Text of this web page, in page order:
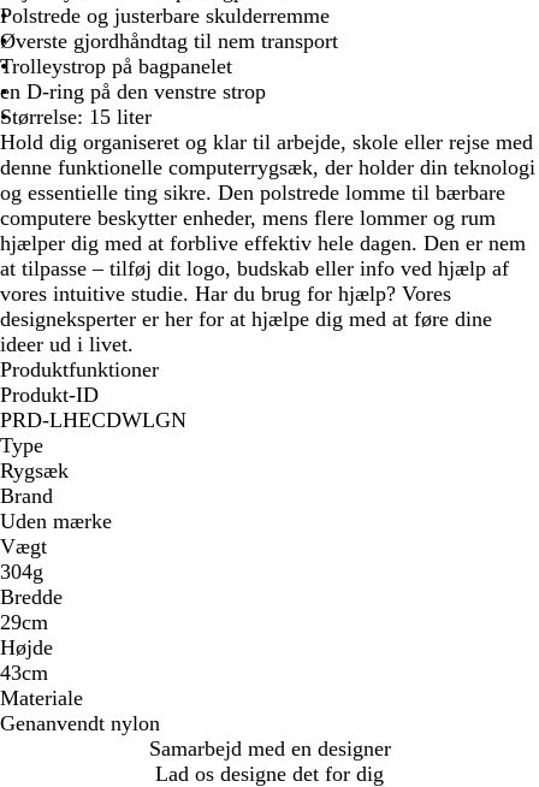
Polstrede og justerbare skulderremme
Øverste gjordhåndtag til nem transport
Trolleystrop på bagpanelet
en D-ring på den venstre strop
Størrelse: 15 liter
Hold dig organiseret og klar til arbejde, skole eller rejse med
denne funktionelle computerrygsæk, der holder din teknologi
og essentielle ting sikre. Den polstrede lomme til bærbare
computere beskytter enheder, mens flere lommer og rum
hjælper dig med at forblive effektiv hele dagen. Den er nem
at tilpasse – tilføj dit logo, budskab eller info ved hjælp af
vores intuitive studie. Har du brug for hjælp? Vores
designeksperter er her for at hjælpe dig med at føre dine
ideer ud i livet.
Produktfunktioner
Produkt-ID
PRD-LHECDWLGN
Type
Rygsæk
Brand
Uden mærke
Vægt
304g
Bredde
29cm
Højde
43cm
Materiale
Genanvendt nylon
Samarbejd med en designer
Lad os designe det for dig